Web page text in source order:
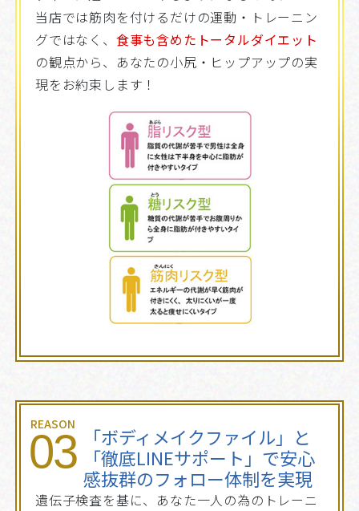
当店では筋肉を付けるだけの運動・トレーニン
グではなく、 食事も含めたトータルダイエット
の観点から、あなたの小尻・ヒップアップの実
現をお約束します！
REASON
03
「ボディメイクファイル」と
「徹底LINEサポート」で安心
感抜群のフォロー体制を実現
遺伝子検査を基に、あなた一人の為のトレーニ